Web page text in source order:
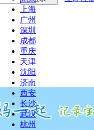
上海
广州
深圳
成都
重庆
天津
沈阳
济南
西安
长沙
武汉
杭州